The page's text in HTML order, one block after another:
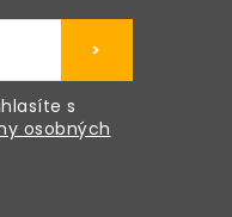
s
osobných
>